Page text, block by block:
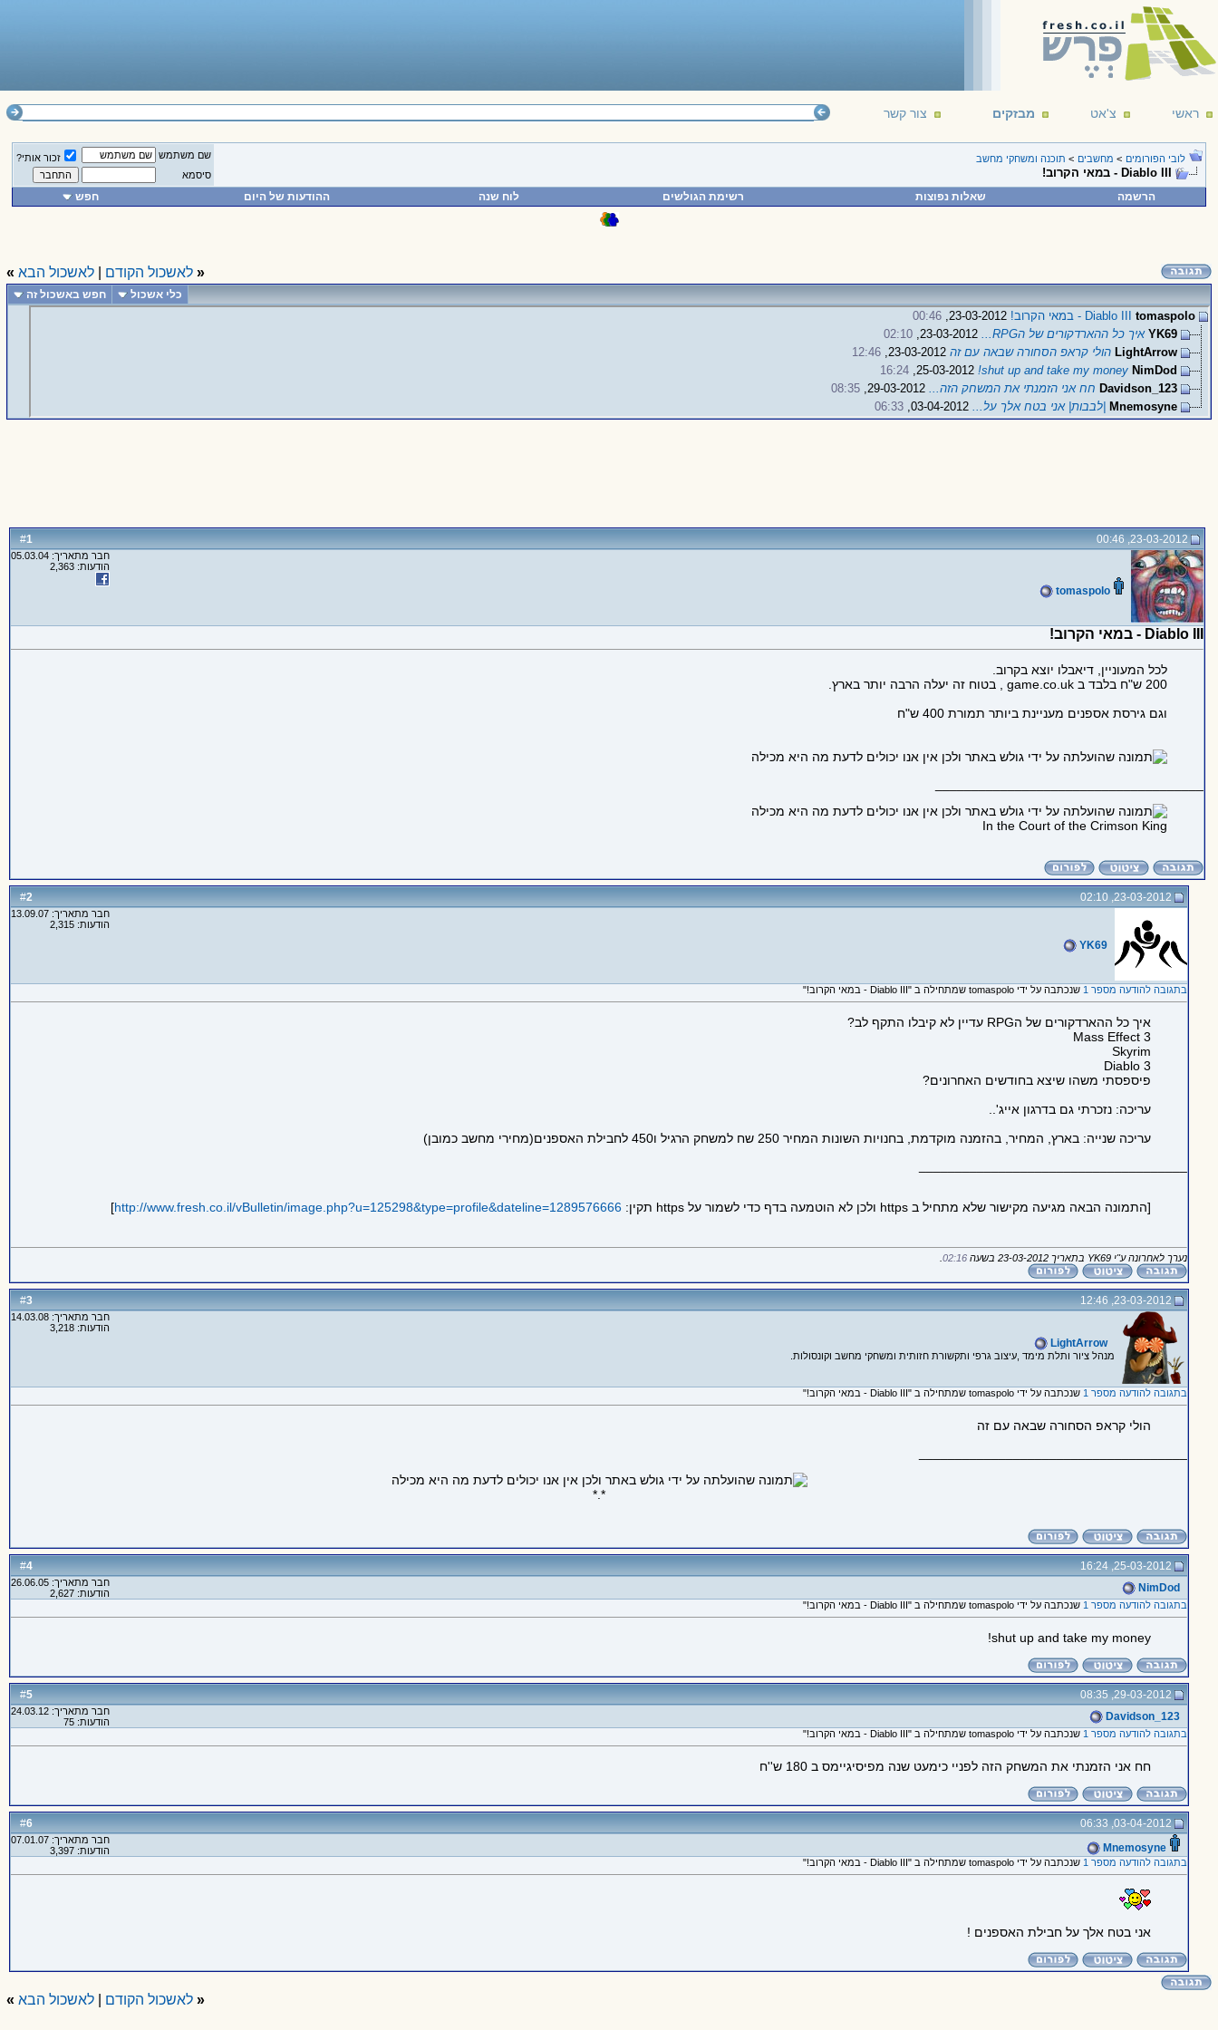
ראשי צ'אט מבזקים צור קשר
לובי הפורומים > מחשבים > תוכנה ומשחקי מחשב
Diablo III - במאי הקרוב!
שם משתמש
זכור אותי?
סיסמא
הרשמה שאלות נפוצות רשימת הגולשים לוח שנה ההודעות של היום חפש
« לאשכול הקודם לאשכול הבא »
כלי אשכול חפש באשכול זה
tomaspolo Diablo III - במאי הקרוב!
00:46
YK69 איך כל ההארדקורים של הRPG... 23-03-2012,
02:10
LightArrow הולי קראפ הסחורה שבאה עם זה23-03-2012,
12:46
NimDod
shut up and take my money!
25-03-2012,
16:24
Davidson_123 חח אני הזמנתי את המשחק הזה...29-03-2012,
08:35
Mnemosyne |לבבות| אני בטח אלך על...03-04-2012,
06:33
#
1 23-03-2012, 00:46
tomaspolo
חבר מתאריך: 05.03.04
הודעות: 2,363
Diablo III - במאי הקרוב!
לכל המעוניין, דיאבלו יוצא בקרוב.
200 ש"ח בלבד ב game.co.uk , בטוח זה יעלה הרבה יותר בארץ.
וגם גירסת אספנים מעניינת ביותר תמורת 400 ש"ח
In the Court of the Crimson King
#
2 23-03-2012, 02:10
YK69
חבר מתאריך: 13.09.07
הודעות: 2,315
בתגובה להודעה מספר 1 שנכתבה על ידי tomaspolo שמתחילה ב "Diablo III - במאי הקרוב!"
איך כל ההארדקורים של הRPG עדיין לא קיבלו התקף לב?
Mass Effect 3
Skyrim
Diablo 3
פיספסתי משהו שיצא בחודשים האחרונים?
עריכה: נזכרתי גם בדרגון אייג'..
עריכה שנייה: בארץ, המחיר, בהזמנה מוקדמת, בחנויות השונות המחיר 250 שח למשחק הרגיל ו450 לחבילת האספנים(מחירי מחשב כמובן)
[התמונה הבאה מגיעה מקישור שלא מתחיל ב https ולכן לא הוטמעה בדף כדי לשמור על https תקין: http://www.fresh.co.il/vBulletin/image.php?u=125298&type=profile&dateline=1289576666
]
נערך לאחרונה ע"י YK69 בתאריך 23-03-2012 בשעה 02:16
.
#
3 23-03-2012, 12:46
LightArrow
מנהל ציור ותלת מימד ,עיצוב גרפי ותקשורת חזותית ומשחקי מחשב וקונסולות.
חבר מתאריך: 14.03.08
הודעות: 3,218
בתגובה להודעה מספר 1 שנכתבה על ידי tomaspolo שמתחילה ב "Diablo III - במאי הקרוב!"
הולי קראפ הסחורה שבאה עם זה
*.*
#
4
25-03-2012, 16:24
NimDod
חבר מתאריך: 26.06.05
הודעות: 2,627
בתגובה להודעה מספר 1
שנכתבה על ידי tomaspolo שמתחילה ב "Diablo III - במאי הקרוב!"
shut up and take my money!
#
5
29-03-2012, 08:35
Davidson_123
חבר מתאריך: 24.03.12
הודעות: 75
בתגובה להודעה מספר 1
שנכתבה על ידי tomaspolo שמתחילה ב "Diablo III - במאי הקרוב!"
חח אני הזמנתי את המשחק הזה לפניי כימעט שנה מפיסיגיימס ב 180 ש''ח
#
6
03-04-2012, 06:33
Mnemosyne
חבר מתאריך: 07.01.07
הודעות: 3,397
בתגובה להודעה מספר 1
שנכתבה על ידי tomaspolo שמתחילה ב "Diablo III - במאי הקרוב!"
אני בטח אלך על חבילת האספנים !
« לאשכול הקודם |לאשכול הבא »